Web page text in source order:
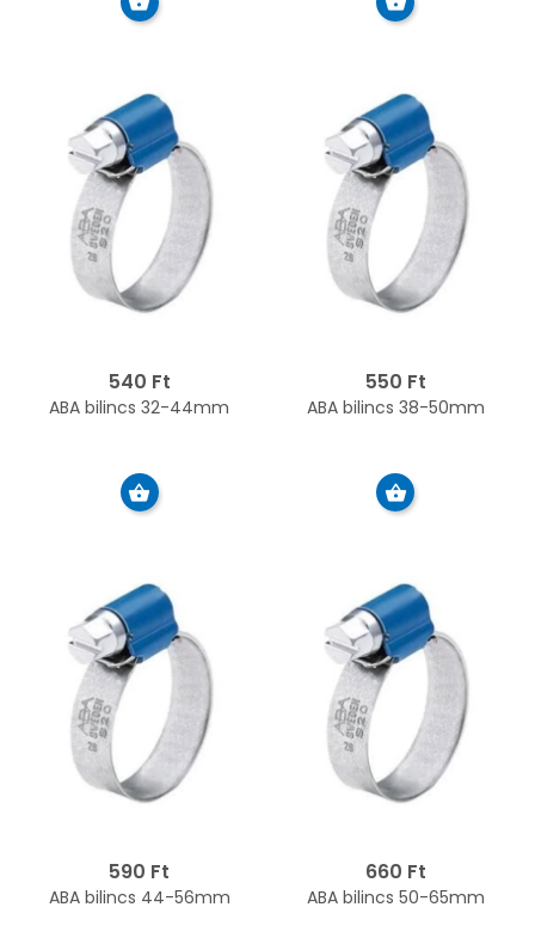
540 Ft
ABA bilincs 32-44mm
550 Ft
ABA bilincs 38-50mm
590 Ft
ABA bilincs 44-56mm
660 Ft
ABA bilincs 50-65mm